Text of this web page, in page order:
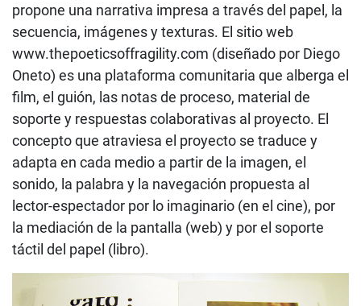
propone una narrativa impresa a través del papel, la
secuencia, imágenes y texturas. El sitio web
www.thepoeticsoffragility.com (diseñado por Diego
Oneto) es una plataforma comunitaria que alberga el
film, el guión, las notas de proceso, material de
soporte y respuestas colaborativas al proyecto. El
concepto que atraviesa el proyecto se traduce y
adapta en cada medio a partir de la imagen, el
sonido, la palabra y la navegación propuesta al
lector-espectador por lo imaginario (en el cine), por
la mediación de la pantalla (web) y por el soporte
táctil del papel (libro).